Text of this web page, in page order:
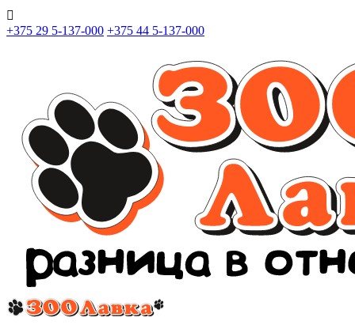

+375 29 5-137-000 +375 44 5-137-000